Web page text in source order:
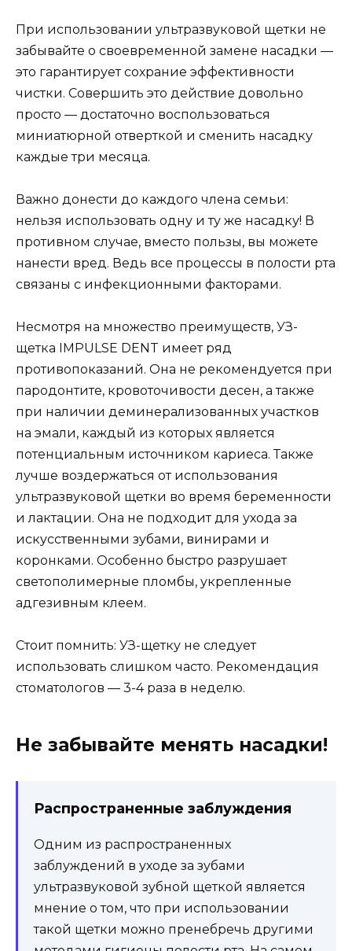
При использовании ультразвуковой щетки не
забывайте о своевременной замене насадки —
это гарантирует сохрание эффективности
чистки. Совершить это действие довольно
просто — достаточно воспользоваться
миниатюрной отверткой и сменить насадку
каждые три месяца.
Важно донести до каждого члена семьи:
нельзя использовать одну и ту же насадку! В
противном случае, вместо пользы, вы можете
нанести вред. Ведь все процессы в полости рта
связаны с инфекционными факторами.
Несмотря на множество преимуществ, УЗ-
щетка IMPULSE DENT имеет ряд
противопоказаний. Она не рекомендуется при
пародонтите, кровоточивости десен, а также
при наличии деминерализованных участков
на эмали, каждый из которых является
потенциальным источником кариеса. Также
лучше воздержаться от использования
ультразвуковой щетки во время беременности
и лактации. Она не подходит для ухода за
искусственными зубами, винирами и
коронками. Особенно быстро разрушает
светополимерные пломбы, укрепленные
адгезивным клеем.
Стоит помнить: УЗ-щетку не следует
использовать слишком часто. Рекомендация
стоматологов — 3-4 раза в неделю.
Не забывайте менять насадки!
Распространенные заблуждения
Одним из распространенных
заблуждений в уходе за зубами
ультразвуковой зубной щеткой является
мнение о том, что при использовании
такой щетки можно пренебречь другими